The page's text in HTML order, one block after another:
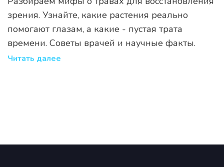
зрения. Узнайте, какие растения реально
помогают глазам, а какие - пустая трата
времени. Советы врачей и научные факты.
Читать далее